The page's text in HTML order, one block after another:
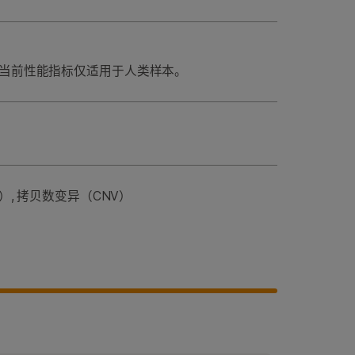
性能指标仅适用于人类样本。
拷贝数变异（CNV）